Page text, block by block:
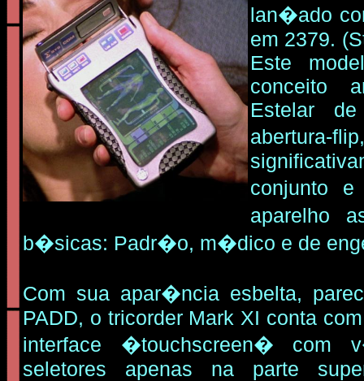
lan�ado
em 2379.
Este
conceito
Estelar
abertura-
conjunto
aparelho
b�sicas: Padr�o, m�dico e de
Com sua apar�ncia esbelta,
PADD, o tricorder Mark XI conta
interface �touchscreen� com
seletores apenas na parte